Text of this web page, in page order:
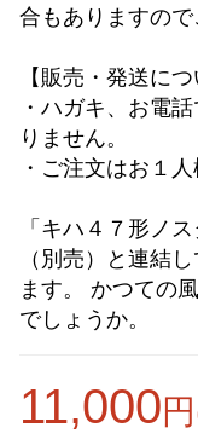
合もありますので
【販売・発送につ
・ハガキ、お電
りません。
・ご注文はお１
「キハ４７形ノ
（別売）と連結
ます。 かつての
でしょうか。
11,000